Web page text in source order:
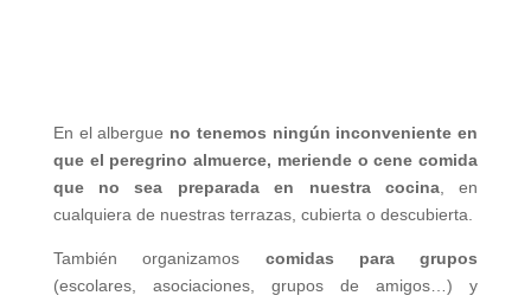
En el albergue no tenemos ningún inconveniente en
que el peregrino almuerce, meriende o cene comida
que no sea preparada en nuestra cocina, en
cualquiera de nuestras terrazas, cubierta o descubierta.
También organizamos comidas para grupos
(escolares, asociaciones, grupos de amigos…) y